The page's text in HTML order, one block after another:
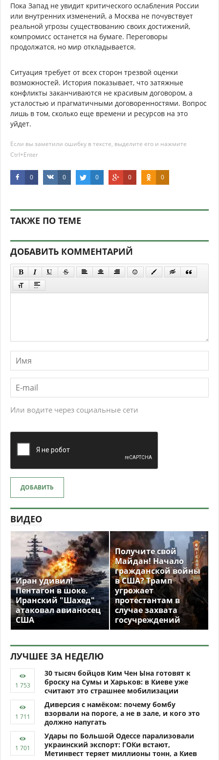
Пока Запад не увидит критического ослабления России
или внутренних изменений, а Москва не почувствует
реальной угрозы существованию своих достижений,
компромисс останется на бумаге. Переговоры
продолжатся, но мир откладывается.
Ситуация требует от всех сторон трезвой оценки
возможностей. История показывает, что затяжные
конфликты заканчиваются не красивым договором, а
усталостью и прагматичными договоренностями. Вопрос
лишь в том, сколько еще времени и ресурсов на это
уйдет.
Если вы заметили ошибку в тексте, выделите его и нажмите
Ctrl+Enter
0 0 0 0 0
ТАКЖЕ ПО ТЕМЕ
ДОБАВИТЬ КОММЕНТАРИЙ
Или водите через социальные сети
ДОБАВИТЬ
ВИДЕО
Иран удивил!
Пентагон в шоке.
Иранский "Шахед"
атаковал авианосец
США
Получите свой
Майдан! Начало
гражданской войны
в США? Трамп
угрожает
протестантам в
случае захвата
госучреждений
ЛУЧШЕЕ ЗА НЕДЕЛЮ
30 тысяч бойцов Ким Чен Ына готовят к
броску на Сумы и Харьков: в Киеве уже
считают это страшнее мобилизации
Диверсия с намёком: почему бомбу
взорвали на пороге, а не в зале, и кого это
должно напугать
Удары по Большой Одессе парализовали
украинский экспорт: ГОКи встают,
Метинвест теряет миллионы тонн, а Киев